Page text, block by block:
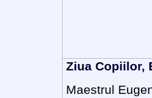
Ziua Copiilor,
Maestrul